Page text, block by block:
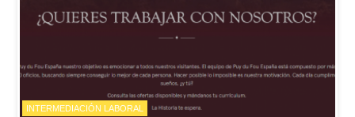
INTERMEDIACIÓN LABORAL